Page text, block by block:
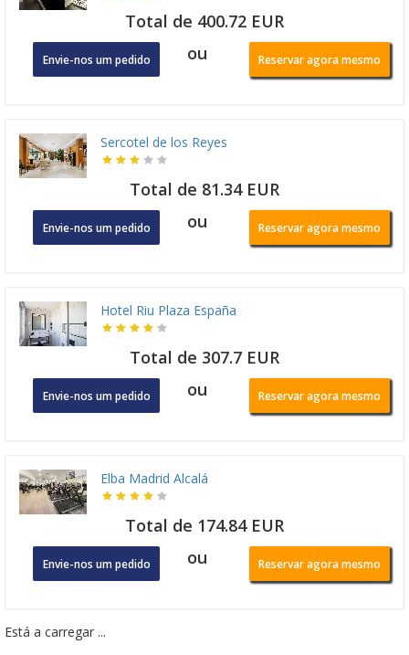
Total de 400.72 EUR
Envie-nos um pedido ou Reservar agora mesmo
Sercotel de los Reyes
Total de 81.34 EUR
Envie-nos um pedido ou Reservar agora mesmo
Hotel Riu Plaza España
Total de 307.7 EUR
Envie-nos um pedido ou Reservar agora mesmo
Elba Madrid Alcalá
Total de 174.84 EUR
Envie-nos um pedido ou Reservar agora mesmo
Está a carregar ...